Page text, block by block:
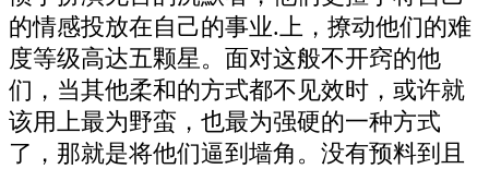
的情感投放在自己的事业.上，撩动他们的难
度等级高达五颗星。面对这般不开窍的他
们，当其他柔和的方式都不见效时，或许就
该用上最为野蛮，也最为强硬的一种方式
了，那就是将他们逼到墙角。没有预料到且